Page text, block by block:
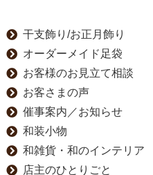
干支飾り/お正月飾り
オーダーメイド足袋
お客様のお見立て相談
お客さまの声
催事案内／お知らせ
和装小物
和雑貨・和のインテリア
店主のひとりごと